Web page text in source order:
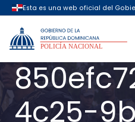
4c25-